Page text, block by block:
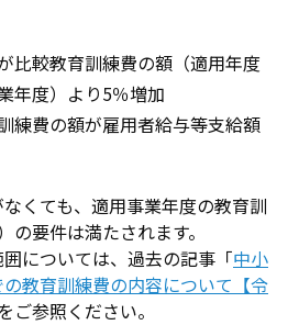
比較教育訓練費の額（適用年度
年度）より5％増加
練費の額が雇用者給与等支給額
くても、適用事業年度の教育訓
要件は満たされます。
については、過去の記事「中小
教育訓練費の内容について【令
ご参照ください。